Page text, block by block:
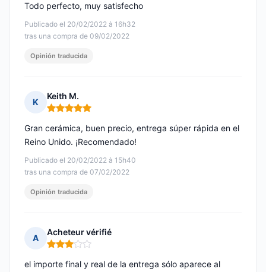
Publicado el 20/02/2022 à 16h32
tras una compra de 09/02/2022
Todo perfecto, muy satisfecho
Opinión traducida
K
Keith M.
Nota: 5 de 5
Publicado el 20/02/2022 à 15h40
tras una compra de 07/02/2022
Gran cerámica, buen precio, entrega súper rápida en el
Reino Unido. ¡Recomendado!
Opinión traducida
A
Acheteur vérifié
Nota: 3 de 5
el importe final y real de la entrega sólo aparece al